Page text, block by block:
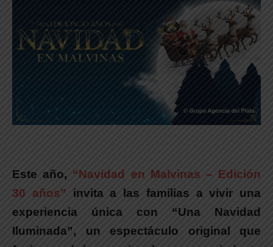
Este año, “Navidad en Malvinas – Edición
30 años” invita a las familias a vivir una
experiencia única con “Una Navidad
Iluminada”, un espectáculo original que